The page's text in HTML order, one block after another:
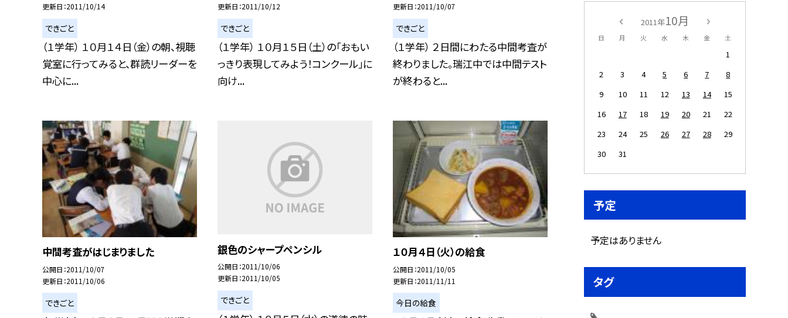
更新日 2011/10/14
できごと
（１学年） １０月１４日（金）の朝、視聴
覚室に行ってみると、群読リーダーを
中心に...
更新日 2011/10/12
できごと
（１学年） １０月１５日（土）の「おもい
っきり表現してみよう！コンクール」に
向け...
更新日 2011/10/07
できごと
（１学年） ２日間にわたる中間考査が
終わりました。瑞江中では中間テスト
が終わると...
中間考査がはじまりました
公開日 2011/10/07
更新日 2011/10/06
できごと
銀色のシャープペンシル
公開日 2011/10/06
更新日 2011/10/05
できごと
１０月４日（火）の給食
公開日 2011/10/05
更新日 2011/11/11
今日の給食
2011年10月
日 月 火 水 木 金 土
1
2
3 4 5 6 7
8
9
10 11 12 13 14
15
16
17 18 19 20 21
22
23
24 25 26 27 28
29
30
31
予定
予定はありません
タグ